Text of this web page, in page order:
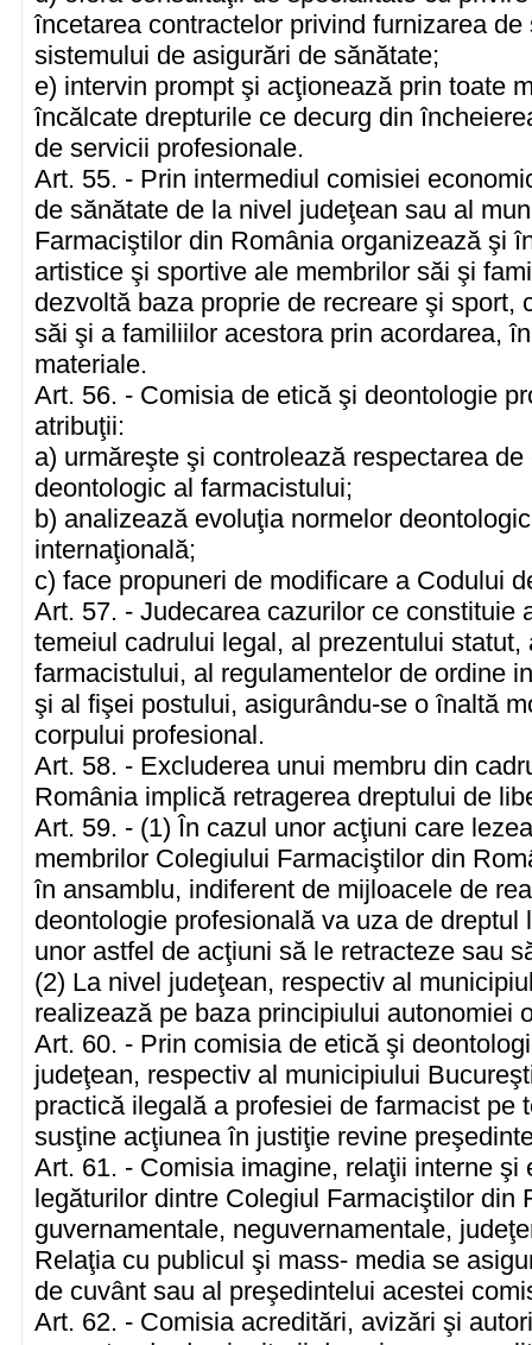
încetarea contractelor privind furnizarea
sistemului de asigurări de sănătate;
e) intervin prompt şi acţionează prin toate
încălcate drepturile ce decurg din
de servicii profesionale.
Art. 55. - Prin intermediul comisiei
de sănătate de la nivel judeţean sau al
Farmaciştilor din România organizează şi
artistice şi sportive ale membrilor săi şi
dezvoltă baza proprie de recreare şi sport,
săi şi a familiilor acestora prin acordarea,
materiale.
Art. 56. - Comisia de etică şi deontologie
atribuţii:
a) urmăreşte şi controlează respectarea
deontologic al farmacistului;
b) analizează evoluţia normelor
internaţională;
c) face propuneri de modificare a Codului
Art. 57. - Judecarea cazurilor ce constituie
temeiul cadrului legal, al prezentului
farmacistului, al regulamentelor de ordine
şi al fişei postului, asigurându-se o înaltă
corpului profesional.
Art. 58. - Excluderea unui membru din
România implică retragerea dreptului de
Art. 59. - (1) În cazul unor acţiuni care
membrilor Colegiului Farmaciştilor din
în ansamblu, indiferent de mijloacele de
deontologie profesională va uza de
unor astfel de acţiuni să le retracteze sau
(2) La nivel judeţean, respectiv al
realizează pe baza principiului autonomiei
Art. 60. - Prin comisia de etică şi
judeţean, respectiv al municipiului
practică ilegală a profesiei de farmacist pe
susţine acţiunea în justiţie revine
Art. 61. - Comisia imagine, relaţii interne
legăturilor dintre Colegiul Farmaciştilor din
guvernamentale, neguvernamentale,
Relaţia cu publicul şi mass- media se
de cuvânt sau al preşedintelui acestei
Art. 62. - Comisia acreditări, avizări şi